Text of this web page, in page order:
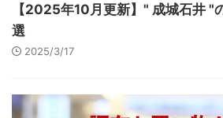
【2025年10月更新】" 成城石井 "
選
2025/3/17